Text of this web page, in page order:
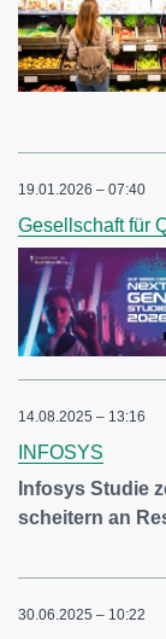
19.01.2026 – 07:40
Gesellschaft für
14.08.2025 – 13:16
INFOSYS
Infosys Studie
scheitern an
30.06.2025 – 10:22